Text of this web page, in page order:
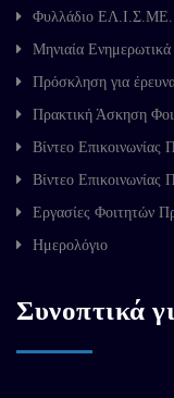
Φυλλάδιο ΕΛ.Ι.Σ.ΜΕ.
Μηνιαία Ενημερωτικά
Πρόσκληση για
Πρακτική Άσκηση
Βίντεο
Βίντεο
Εργασίες Φοιτητών
Ημερολόγιο
Συνοπτικά